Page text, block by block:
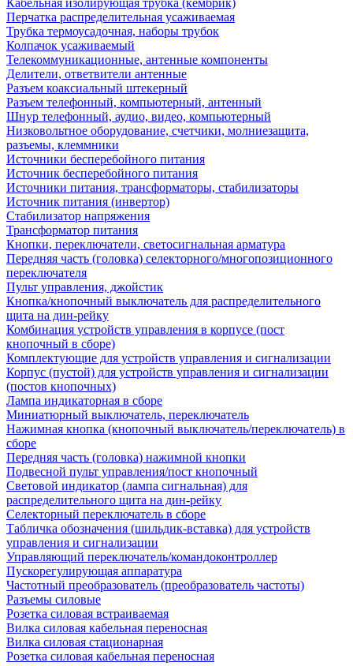
Кабельная изолирующая трубка (кембрик)
Перчатка распределительная усаживаемая
Трубка термоусадочная, наборы трубок
Колпачок усаживаемый
Телекоммуникационные, антенные компоненты
Делители, ответвители антенные
Разъем коаксиальный штекерный
Разъем телефонный, компьютерный, антенный
Шнур телефонный, аудио, видео, компьютерный
Низковольтное оборудование, счетчики, молниезащита,
разъемы, клеммники
Источники бесперебойного питания
Источник бесперебойного питания
Источники питания, трансформаторы, стабилизаторы
Источник питания (инвертор)
Стабилизатор напряжения
Трансформатор питания
Кнопки, переключатели, светосигнальная арматура
Передняя часть (головка) селекторного/многопозиционного
переключателя
Пульт управления, джойстик
Кнопка/кнопочный выключатель для распределительного
щита на дин-рейку
Комбинация устройств управления в корпусе (пост
кнопочный в сборе)
Комплектующие для устройств управления и сигнализации
Корпус (пустой) для устройств управления и сигнализации
(постов кнопочных)
Лампа индикаторная в сборе
Миниатюрный выключатель, переключатель
Нажимная кнопка (кнопочный выключатель/переключатель) в
сборе
Передняя часть (головка) нажимной кнопки
Подвесной пульт управления/пост кнопочный
Световой индикатор (лампа сигнальная) для
распределительного щита на дин-рейку
Селекторный переключатель в сборе
Табличка обозначения (шильдик-вставка) для устройств
управления и сигнализации
Управляющий переключатель/командоконтроллер
Пускорегулирующая аппаратура
Частотный преобразователь (преобразователь частоты)
Разъемы силовые
Розетка силовая встраиваемая
Вилка силовая кабельная переносная
Вилка силовая стационарная
Розетка силовая кабельная переносная